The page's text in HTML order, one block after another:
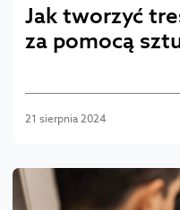
Jak tworzyć
za pomocą
21 sierpnia 2024